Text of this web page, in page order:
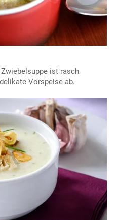
ist rasch
Vorspeise ab.